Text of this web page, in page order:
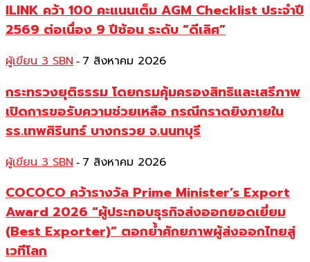
ILINK คว้า 100 คะแนนเต็ม AGM Checklist ประจำปี
2569 ต่อเนื่อง 9 ปีซ้อน ระดับ “ดีเลิศ”
ผู้เขียน 3 SBN - 7 สิงหาคม 2026
กระทรวงยุติธรรม โดยกรมคุ้มครองสิทธิและเสรีภาพ
เปิดการขอรับความช่วยเหลือ กรณีกราดยิงภายใน
รร.เทพศิรินทร์ บางกรวย จ.นนทบุรี
ผู้เขียน 3 SBN - 7 สิงหาคม 2026
COCOCO คว้ารางวัล Prime Minister’s Export
Award 2026 “ผู้ประกอบธุรกิจส่งออกยอดเยี่ยม
(Best Exporter)” ตอกย้ำศักยภาพผู้ส่งออกไทยสู่
เวทีโลก